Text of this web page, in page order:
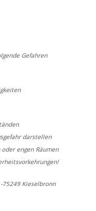
Gefahren
darstellen
engen Räumen
75249 Kieselbronn